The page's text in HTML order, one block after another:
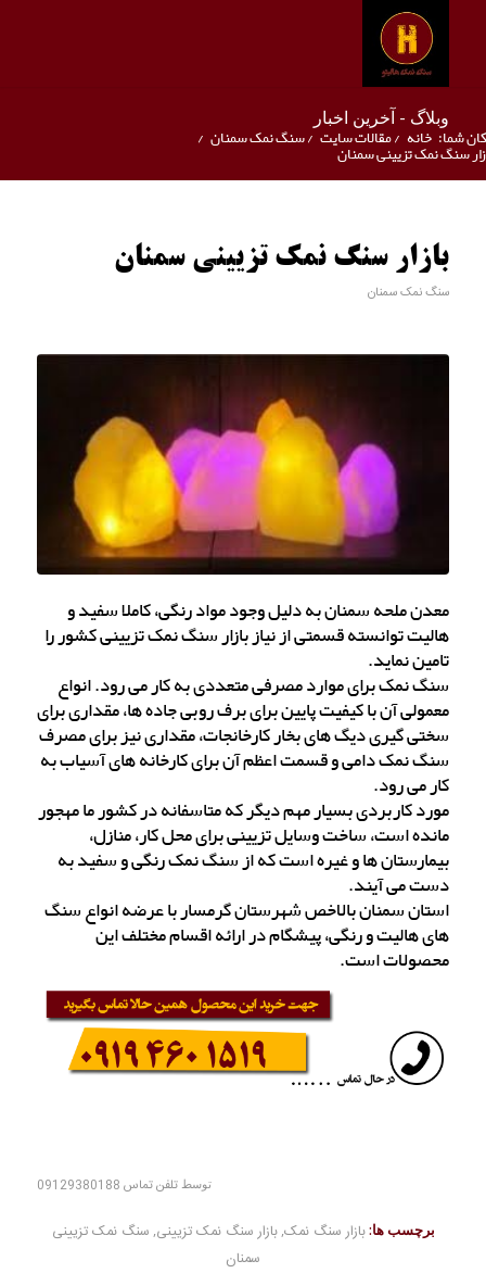
وبلاگ - آخرین اخبار
شما: خانه /مقالات سایت /سنگ نمک سمنان /
سنگ نمک تزیینی سمنان
بازار سنگ نمک تزیینی سمنان
سنگ نمک سمنان
معدن ملحه سمنان به دلیل وجود مواد رنگی، کاملا سفید و
هالیت توانسته قسمتی از نیاز بازار سنگ نمک تزیینی کشور را
تامین نماید.
سنگ نمک برای موارد مصرفی متعددی به کار می رود. انواع
معمولی آن با کیفیت پایین برای برف روبی جاده ها، مقداری برای
سختی گیری دیگ های بخار کارخانجات، مقداری نیز برای مصرف
سنگ نمک دامی و قسمت اعظم آن برای کارخانه های آسیاب به
کار می رود.
مورد کاربردی بسیار مهم دیگر که متاسفانه در کشور ما مهجور
مانده است، ساخت وسایل تزیینی برای محل کار، منازل،
بیمارستان ها و غیره است که از سنگ نمک رنگی و سفید به
دست می آیند.
استان سمنان بالاخص شهرستان گرمسار با عرضه انواع سنگ
های هالیت و رنگی، پیشگام در ارائه اقسام مختلف این
محصولات است.
توسطتلفن تماس 09129380188
برچسب ها: بازار سنگ نمک,بازار سنگ نمک تزیینی, سنگ نمک تزیینی
سمنان